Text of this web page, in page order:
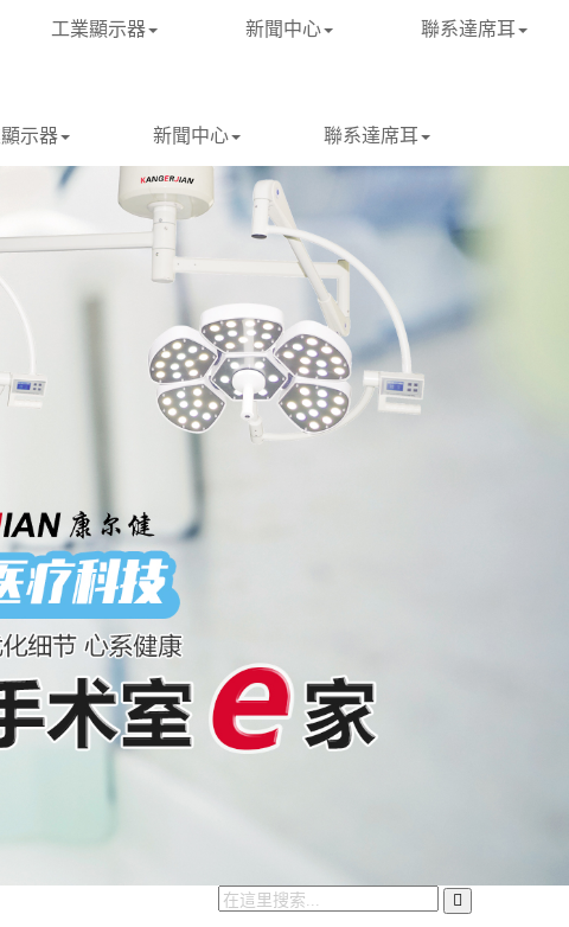
工業顯示器 新聞中心 聯系達席耳
示器 新聞中心 聯系達席耳